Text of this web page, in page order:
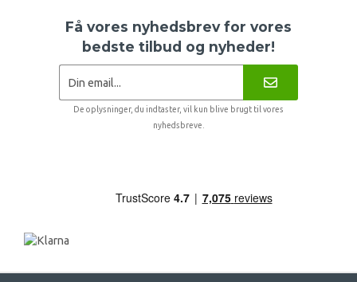
Få vores nyhedsbrev for vores
bedste tilbud og nyheder!
De oplysninger, du indtaster, vil kun blive brugt til vores
nyhedsbreve.